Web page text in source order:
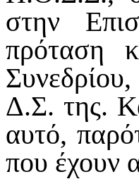
στην
πρόταση
Δ.Σ. της.
αυτό,
που έχουν